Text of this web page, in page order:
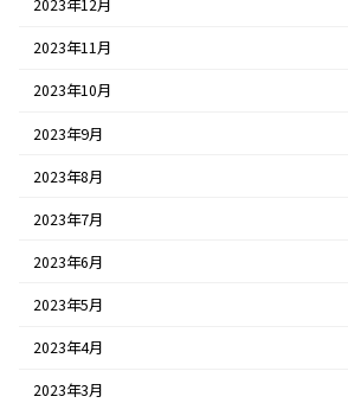
2023年12月
2023年11月
2023年10月
2023年9月
2023年8月
2023年7月
2023年6月
2023年5月
2023年4月
2023年3月